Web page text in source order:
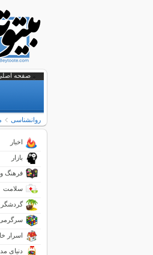
صفحه
روانشناسی
اخبار
بازار
فرهنگ و
سلامت
اسرار
دنیای مد